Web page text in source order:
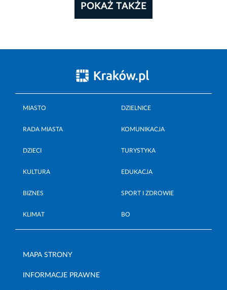
POKAŻ TAKŻE
MIASTO DZIELNICE
RADA MIASTA KOMUNIKACJA
DZIECI TURYSTYKA
KULTURA EDUKACJA
BIZNES SPORT I ZDROWIE
KLIMAT BO
MAPA STRONY
INFORMACJE PRAWNE